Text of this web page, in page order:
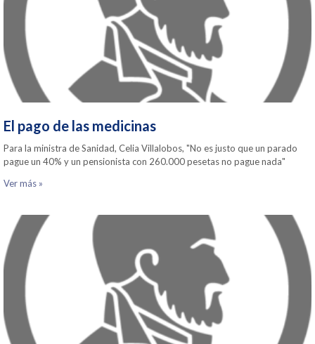
El pago de las medicinas
Para la ministra de Sanidad, Celia Villalobos, "No es justo que un parado
pague un 40% y un pensionista con 260.000 pesetas no pague nada"
Ver más »